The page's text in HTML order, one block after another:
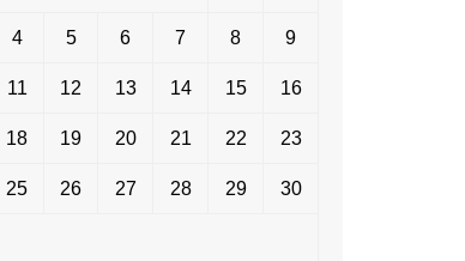
4 5 6 7 8 9
11 12 13 14 15 16
18 19 20 21 22 23
25 26 27 28 29 30